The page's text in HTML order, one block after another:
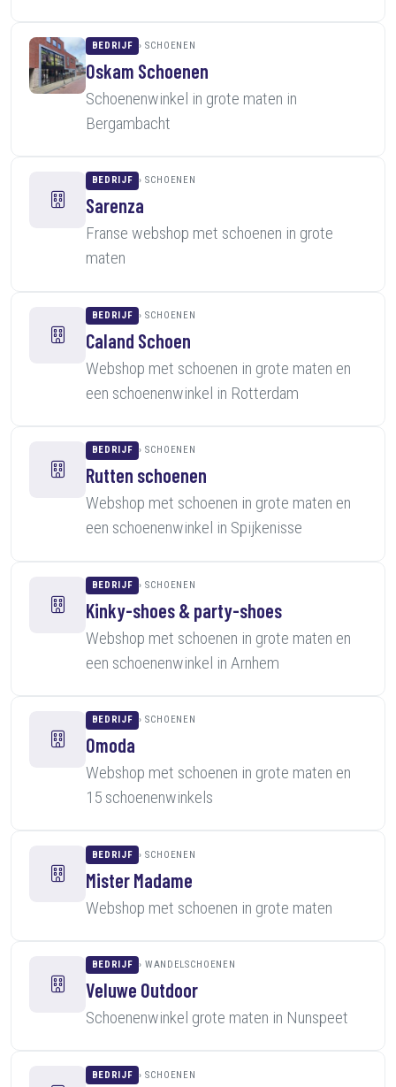
BEDRIJF SCHOENEN
Oskam Schoenen
Schoenenwinkel in grote maten in
Bergambacht
BEDRIJF SCHOENEN
Sarenza
Franse webshop met schoenen in grote
maten
BEDRIJF SCHOENEN
Caland Schoen
Webshop met schoenen in grote maten en
een schoenenwinkel in Rotterdam
BEDRIJF SCHOENEN
Rutten schoenen
Webshop met schoenen in grote maten en
een schoenenwinkel in Spijkenisse
BEDRIJF SCHOENEN
Kinky-shoes & party-shoes
Webshop met schoenen in grote maten en
een schoenenwinkel in Arnhem
BEDRIJF SCHOENEN
Omoda
Webshop met schoenen in grote maten en
15 schoenenwinkels
BEDRIJF SCHOENEN
Mister Madame
Webshop met schoenen in grote maten
BEDRIJF WANDELSCHOENEN
Veluwe Outdoor
Schoenenwinkel grote maten in Nunspeet
BEDRIJF SCHOENEN